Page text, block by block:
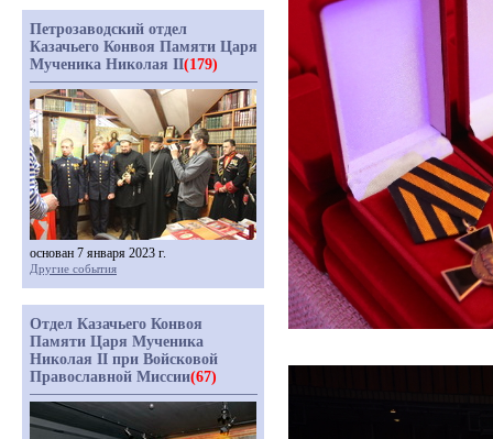
Петрозаводский отдел
Казачьего Конвоя Памяти Царя
Мученика Николая II(179)
основан 7 января 2023 г.
Другие события
Отдел Казачьего Конвоя
Памяти Царя Мученика
Николая II при Войсковой
Православной Миссии(67)